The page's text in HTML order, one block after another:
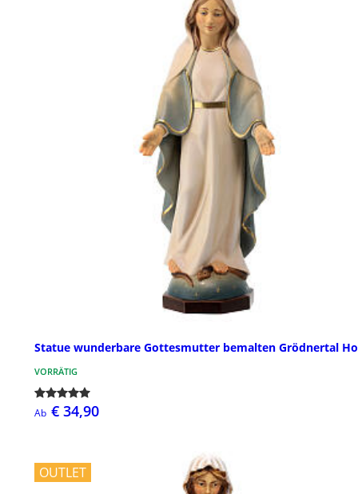
Statue wunderbare Gottesmutter bemalten Grödnertal
VORRÄTIG
Ab € 34,90
OUTLET